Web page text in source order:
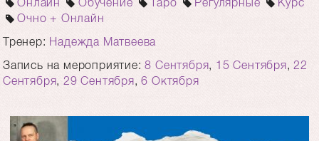
Онлайн Обучение Таро Регулярные
Курс
Очно + Онлайн
Тренер: Надежда Матвеева
Запись на мероприятие:8 Сентября, 15 Сентября,22
Сентября,29 Сентября,6 Октября